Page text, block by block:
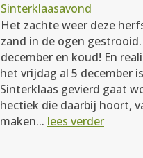
Sinterklaasavond
Het zachte weer deze
zand in de ogen
december en koud! En
het vrijdag al 5 december
Sinterklaas gevierd gaat
hectiek die daarbij hoort,
maken... lees verder